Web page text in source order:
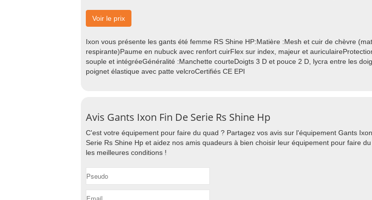
Voir le prix
Ixon vous présente les gants été femme RS Shine HP:Matière :Mesh et cuir de chèvre
respirante)Paume en nubuck avec renfort cuirFlex sur index, majeur et
souple et intégréeGénéralité :Manchette courteDoigts 3 D et pouce 2 D, lycra entre les
poignet élastique avec patte velcroCertifiés CE EPI
Avis Gants Ixon Fin De Serie Rs Shine Hp
C'est votre équipement pour faire du quad ? Partagez vos avis sur l'équipement Gants
Serie Rs Shine Hp et aidez nos amis quadeurs à bien choisir leur équipement pour faire
les meilleures conditions !